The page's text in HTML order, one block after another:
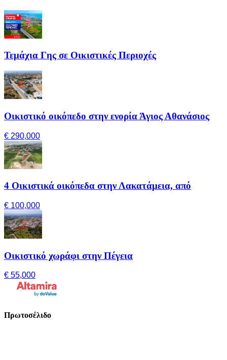
Τεμάχια Γης σε Οικιστικές Περιοχές
Οικιστικό οικόπεδο στην ενορία Άγιος Αθανάσιος
€ 290,000
4 Οικιστικά οικόπεδα στην Λακατάμεια, από
€ 100,000
Οικιστικό χωράφι στην Πέγεια
€ 55,000
Πρωτοσέλιδο